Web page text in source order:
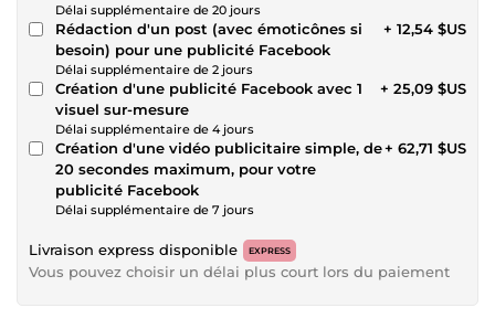
Délai supplémentaire de 20 jours
Rédaction d'un post (avec émoticônes si
besoin) pour une publicité Facebook
Délai supplémentaire de 2 jours
+ 12,54 $US
Création d'une publicité Facebook avec 1
visuel sur-mesure
Délai supplémentaire de 4 jours
+ 25,09 $US
Création d'une vidéo publicitaire simple, de
20 secondes maximum, pour votre
publicité Facebook
Délai supplémentaire de 7 jours
+ 62,71 $US
Livraison express disponible EXPRESS
Vous pouvez choisir un délai plus court lors du paiement